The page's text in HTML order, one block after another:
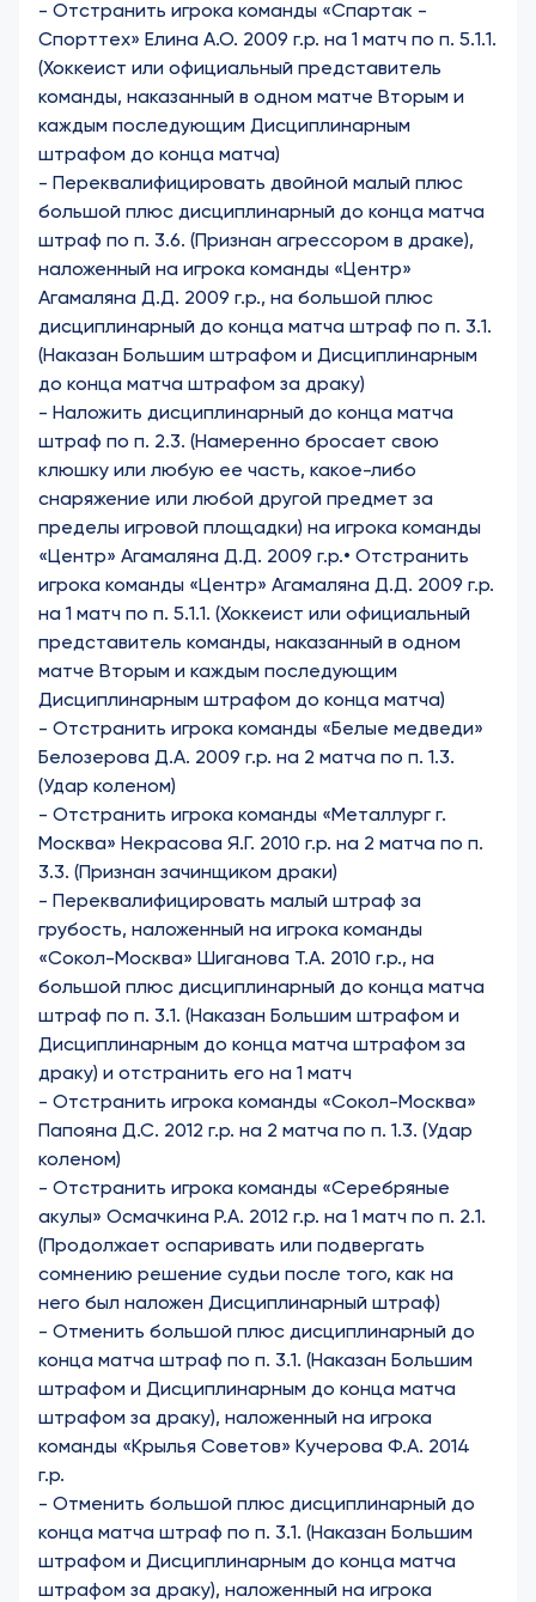
- Отстранить игрока команды «Спартак -
Спорттех» Елина А.О. 2009 г.р. на 1 матч по п. 5.1.1.
(Хоккеист или официальный представитель
команды, наказанный в одном матче Вторым и
каждым последующим Дисциплинарным
штрафом до конца матча)
- Переквалифицировать двойной малый плюс
большой плюс дисциплинарный до конца матча
штраф по п. 3.6. (Признан агрессором в драке),
наложенный на игрока команды «Центр»
Агамаляна Д.Д. 2009 г.р., на большой плюс
дисциплинарный до конца матча штраф по п. 3.1.
(Наказан Большим штрафом и Дисциплинарным
до конца матча штрафом за драку)
- Наложить дисциплинарный до конца матча
штраф по п. 2.3. (Намеренно бросает свою
клюшку или любую ее часть, какое-либо
снаряжение или любой другой предмет за
пределы игровой площадки) на игрока команды
«Центр» Агамаляна Д.Д. 2009 г.р.• Отстранить
игрока команды «Центр» Агамаляна Д.Д. 2009 г.р.
на 1 матч по п. 5.1.1. (Хоккеист или официальный
представитель команды, наказанный в одном
матче Вторым и каждым последующим
Дисциплинарным штрафом до конца матча)
- Отстранить игрока команды «Белые медведи»
Белозерова Д.А. 2009 г.р. на 2 матча по п. 1.3.
(Удар коленом)
- Отстранить игрока команды «Металлург г.
Москва» Некрасова Я.Г. 2010 г.р. на 2 матча по п.
3.3. (Признан зачинщиком драки)
- Переквалифицировать малый штраф за
грубость, наложенный на игрока команды
«Сокол-Москва» Шиганова Т.А. 2010 г.р., на
большой плюс дисциплинарный до конца матча
штраф по п. 3.1. (Наказан Большим штрафом и
Дисциплинарным до конца матча штрафом за
драку) и отстранить его на 1 матч
- Отстранить игрока команды «Сокол-Москва»
Папояна Д.С. 2012 г.р. на 2 матча по п. 1.3. (Удар
коленом)
- Отстранить игрока команды «Серебряные
акулы» Осмачкина Р.А. 2012 г.р. на 1 матч по п. 2.1.
(Продолжает оспаривать или подвергать
сомнению решение судьи после того, как на
него был наложен Дисциплинарный штраф)
- Отменить большой плюс дисциплинарный до
конца матча штраф по п. 3.1. (Наказан Большим
штрафом и Дисциплинарным до конца матча
штрафом за драку), наложенный на игрока
команды «Крылья Советов» Кучерова Ф.А. 2014
г.р.
- Отменить большой плюс дисциплинарный до
конца матча штраф по п. 3.1. (Наказан Большим
штрафом и Дисциплинарным до конца матча
штрафом за драку), наложенный на игрока